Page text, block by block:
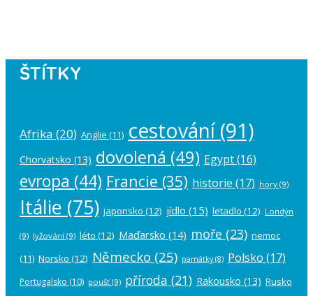
ŠTÍTKY
Afrika (20) Anglie (11) cestování(91)
Chorvatsko (13) dovolená (49) Egypt(16)
evropa (44) Francie (35) historie (17) hory (9)
Itálie (75) japonsko (12) jídlo (15) letadlo (12) Londýn
(9) lyžování (9) léto (12) Maďarsko (14) moře (23) nemoc
(11) Norsko (12) Německo (25) památky(8) Polsko (17)
Portugalsko (10) poušť(9) příroda (21) Rakousko (13) Rusko